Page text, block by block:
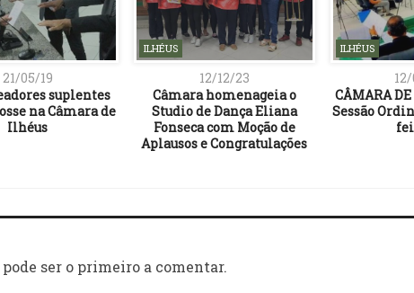
21/05/19
suplentes
na Câmara de
Ilhéus
ILHÉUS
12/12/23
Câmara homenageia o
Studio de Dança Eliana
Fonseca com Moção de
Aplausos e Congratulações
ILHÉUS
CÂMARA
Sessão
ser o primeiro a comentar.